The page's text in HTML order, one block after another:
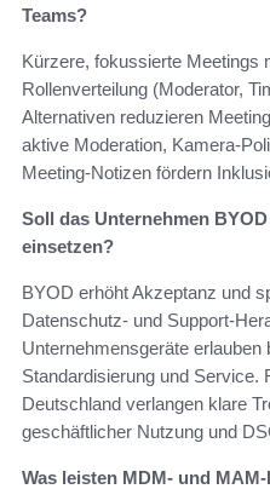
Teams?
Kürzere, fokussierte Meetings
Rollenverteilung (Moderator,
Alternativen reduzieren
aktive Moderation, Kamera-
Meeting-Notizen fördern
Soll das Unternehmen
einsetzen?
BYOD erhöht Akzeptanz und
Datenschutz- und Support-
Unternehmensgeräte erlauben
Standardisierung und Service.
Deutschland verlangen klare
geschäftlicher Nutzung und
Was leisten MDM- und